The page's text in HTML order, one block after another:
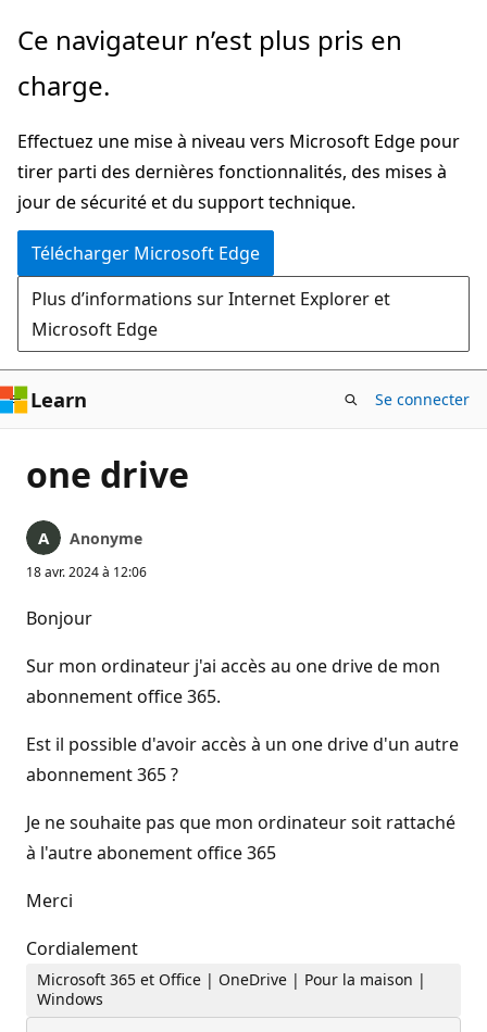
Passer
directement
au
principal
Ce navigateur n’est plus pris en
charge.
Effectuez une mise à niveau vers Microsoft Edge pour
tirer parti des dernières fonctionnalités, des mises à
jour de sécurité et du support technique.
Télécharger Microsoft Edge
Plus d’informations sur Internet Explorer et
Microsoft Edge
Learn Se connecter
one drive
Anonyme
18 avr. 2024 à 12:06
Bonjour
Sur mon ordinateur j'ai accès au one drive de mon
abonnement office 365.
Est il possible d'avoir accès à un one drive d'un autre
abonnement 365 ?
Je ne souhaite pas que mon ordinateur soit rattaché
à l'autre abonement office 365
Merci
Cordialement
Microsoft 365 et Office | OneDrive | Pour la maison |
Windows